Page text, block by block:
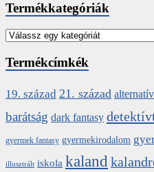
Termékkategóriák
Termékcímkék
19. század 21. század
barátság dark fantasy
gyermek fantasy gyermekirodalom
illusztrált iskola kaland